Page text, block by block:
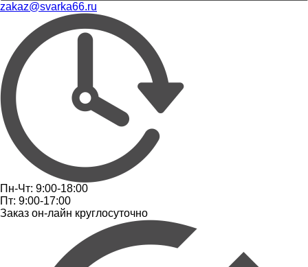
zakaz@svarka66.ru
Пн-Чт: 9:00-18:00
Пт: 9:00-17:00
Заказ он-лайн круглосуточно